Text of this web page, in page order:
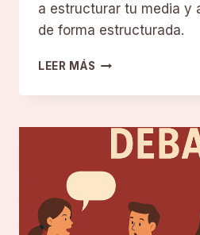
a estructurar tu media y
de forma estructurada.
LEER MÁS CÓMO
UN
(AUNQUE
ESTÉS
EMPEZANDO)